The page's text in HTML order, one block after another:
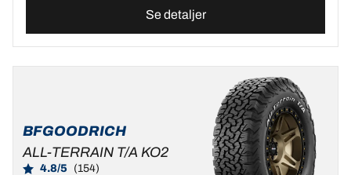
Se detaljer
BFGOODRICH
ALL-TERRAIN T/A KO2
4.8/5 (154)